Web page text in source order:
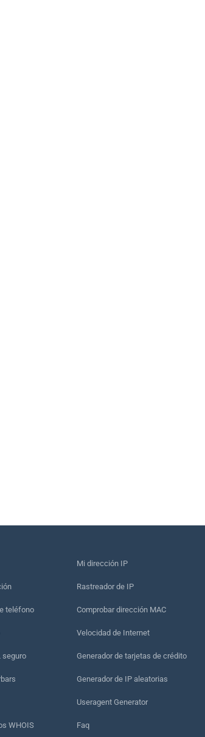
teléfono
seguro
WHOIS
Mi dirección IP
Rastreador de IP
Comprobar dirección MAC
Velocidad de Internet
Generador de tarjetas de crédito
Generador de IP aleatorias
Useragent Generator
Faq